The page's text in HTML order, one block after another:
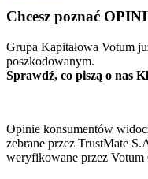
Chcesz poznać
Grupa Kapitałowa Votum
poszkodowanym.
Sprawdź, co piszą o nas
Opinie konsumentów
zebrane przez TrustMate
weryfikowane przez